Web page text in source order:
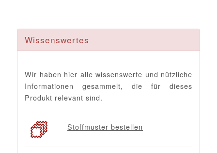
Wissenswertes
Wir haben hier alle wissenswerte und nützliche
Informationen gesammelt, die für dieses
Produkt relevant sind.
Stoffmuster bestellen